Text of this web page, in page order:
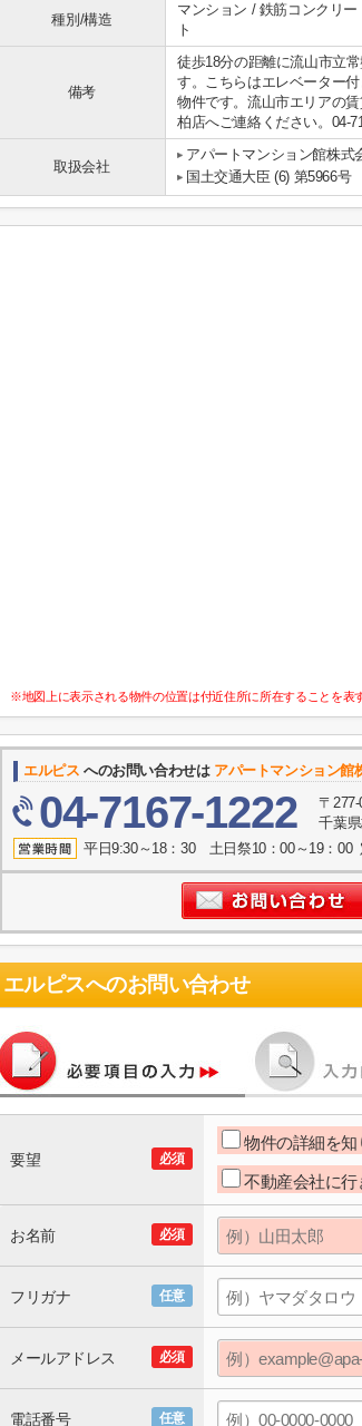
種別/構造
マンション / 鉄筋コンクリー
ト
備考
徒歩18分の距離に流山市立
す。こちらはエレベーター
物件です。流山市エリアの
柏店へご連絡ください。04-
取扱会社
アパートマンション館株
国土交通大臣 (6) 第5966号
※地図上に表示される物件の位置は付近住所に所在することを表
エルピス へのお問い合わせは アパートマンション
04-7167-1222
〒277-
千葉
平日9:30～18：30 土日祭10：00～19：00
エルピスへのお問い合わせ
必須
要望
物件の詳細を知
不動産会社に行
必須
お名前
任意
フリガナ
必須
メールアドレス
任意
電話番号